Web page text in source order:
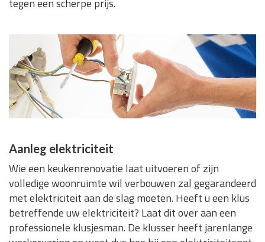
tegen een scherpe prijs.
Aanleg elektriciteit
Wie een keukenrenovatie laat uitvoeren of zijn
volledige woonruimte wil verbouwen zal gegarandeerd
met elektriciteit aan de slag moeten. Heeft u een klus
betreffende uw elektriciteit? Laat dit over aan een
professionele klusjesman. De klusser heeft jarenlange